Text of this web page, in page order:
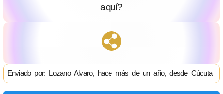
aquí?
Enviado por: Lozano Alvaro, hace más de un año, desde Cúcuta